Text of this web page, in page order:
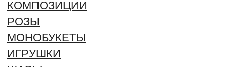
ДОКУМЕНТЫ
ПОЛИТИКА ОБРАБОТКИ
ПЕРСОНАЛЬНЫХ ДАННЫХ
КОНТАКТЫ
РЕКВИЗИТЫ